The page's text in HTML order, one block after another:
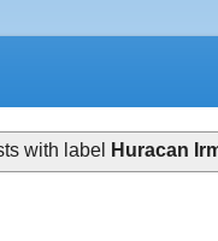
with label Huracan